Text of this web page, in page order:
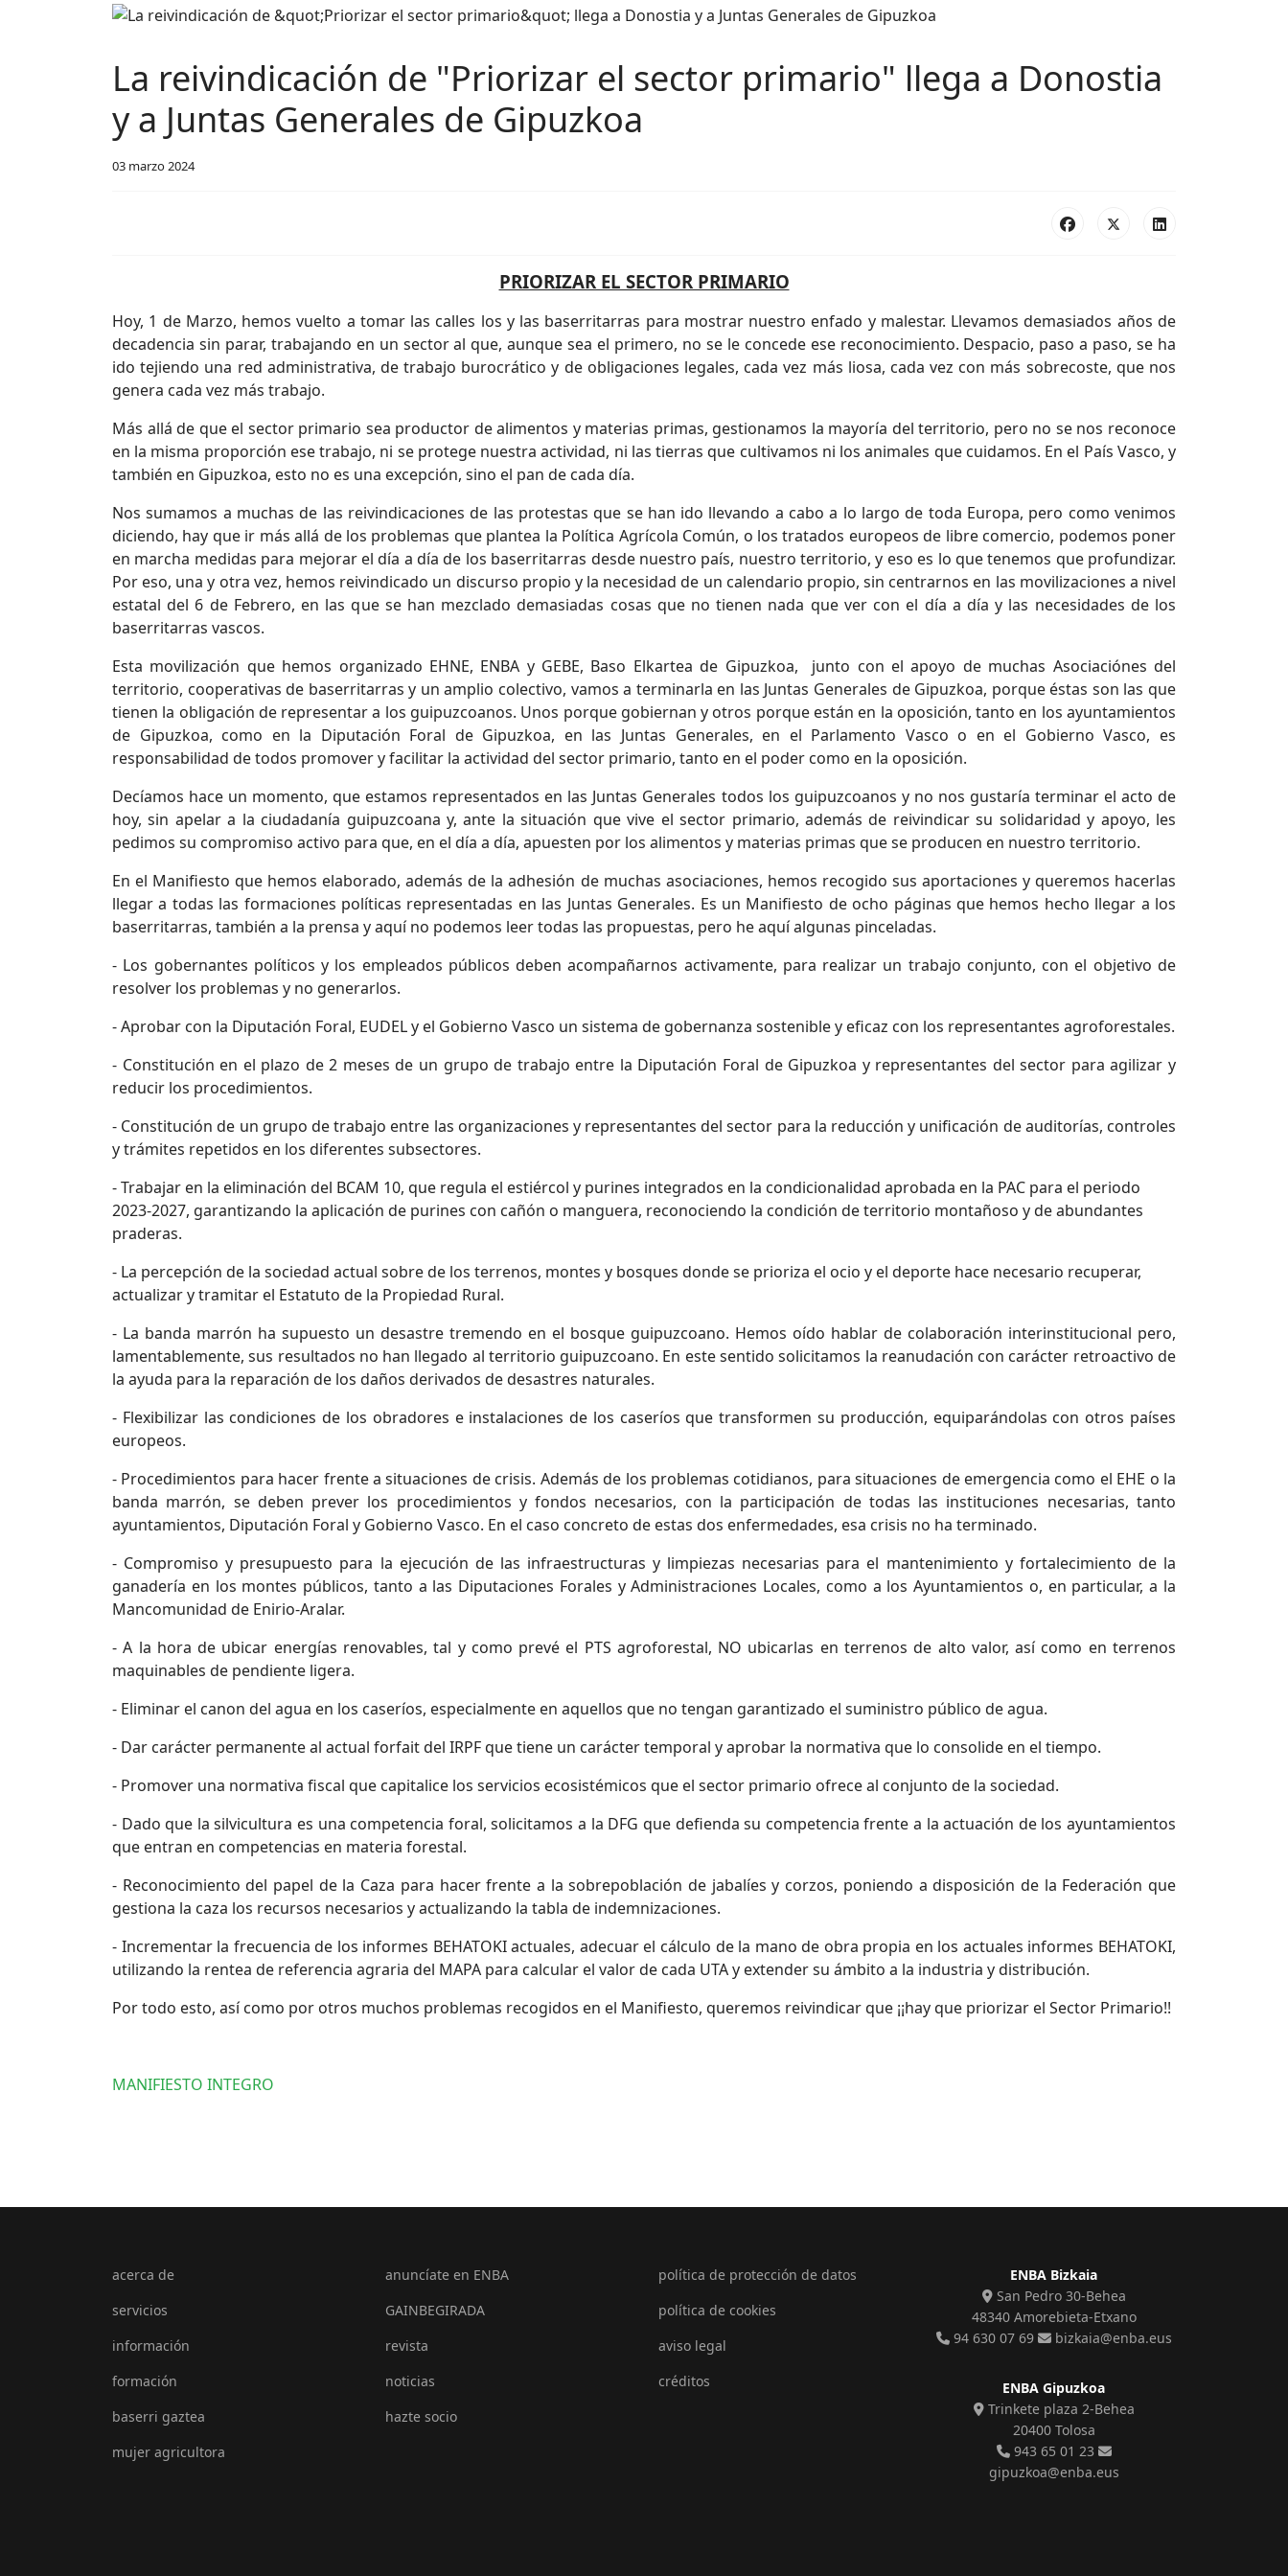
La reivindicación de "Priorizar el sector primario" llega a Donostia
y a Juntas Generales de Gipuzkoa
03 marzo 2024
PRIORIZAR EL SECTOR PRIMARIO
Hoy, 1 de Marzo, hemos vuelto a tomar las calles los y las baserritarras para mostrar nuestro enfado y malestar. Llevamos demasiados años de
decadencia sin parar, trabajando en un sector al que, aunque sea el primero, no se le concede ese reconocimiento. Despacio, paso a paso, se ha
ido tejiendo una red administrativa, de trabajo burocrático y de obligaciones legales, cada vez más liosa, cada vez con más sobrecoste, que nos
genera cada vez más trabajo.
Más allá de que el sector primario sea productor de alimentos y materias primas, gestionamos la mayoría del territorio, pero no se nos reconoce
en la misma proporción ese trabajo, ni se protege nuestra actividad, ni las tierras que cultivamos ni los animales que cuidamos. En el País Vasco, y
también en Gipuzkoa, esto no es una excepción, sino el pan de cada día.
Nos sumamos a muchas de las reivindicaciones de las protestas que se han ido llevando a cabo a lo largo de toda Europa, pero como venimos
diciendo, hay que ir más allá de los problemas que plantea la Política Agrícola Común, o los tratados europeos de libre comercio, podemos poner
en marcha medidas para mejorar el día a día de los baserritarras desde nuestro país, nuestro territorio, y eso es lo que tenemos que profundizar.
Por eso, una y otra vez, hemos reivindicado un discurso propio y la necesidad de un calendario propio, sin centrarnos en las movilizaciones a nivel
estatal del 6 de Febrero, en las que se han mezclado demasiadas cosas que no tienen nada que ver con el día a día y las necesidades de los
baserritarras vascos.
Esta movilización que hemos organizado EHNE, ENBA y GEBE, Baso Elkartea de Gipuzkoa, junto con el apoyo de muchas Asociaciónes del
territorio, cooperativas de baserritarras y un amplio colectivo, vamos a terminarla en las Juntas Generales de Gipuzkoa, porque éstas son las que
tienen la obligación de representar a los guipuzcoanos. Unos porque gobiernan y otros porque están en la oposición, tanto en los ayuntamientos
de Gipuzkoa, como en la Diputación Foral de Gipuzkoa, en las Juntas Generales, en el Parlamento Vasco o en el Gobierno Vasco, es
responsabilidad de todos promover y facilitar la actividad del sector primario, tanto en el poder como en la oposición.
Decíamos hace un momento, que estamos representados en las Juntas Generales todos los guipuzcoanos y no nos gustaría terminar el acto de
hoy, sin apelar a la ciudadanía guipuzcoana y, ante la situación que vive el sector primario, además de reivindicar su solidaridad y apoyo, les
pedimos su compromiso activo para que, en el día a día, apuesten por los alimentos y materias primas que se producen en nuestro territorio.
En el Manifiesto que hemos elaborado, además de la adhesión de muchas asociaciones, hemos recogido sus aportaciones y queremos hacerlas
llegar a todas las formaciones políticas representadas en las Juntas Generales. Es un Manifiesto de ocho páginas que hemos hecho llegar a los
baserritarras, también a la prensa y aquí no podemos leer todas las propuestas, pero he aquí algunas pinceladas.
- Los gobernantes políticos y los empleados públicos deben acompañarnos activamente, para realizar un trabajo conjunto, con el objetivo de
resolver los problemas y no generarlos.
- Aprobar con la Diputación Foral, EUDEL y el Gobierno Vasco un sistema de gobernanza sostenible y eficaz con los representantes agroforestales.
- Constitución en el plazo de 2 meses de un grupo de trabajo entre la Diputación Foral de Gipuzkoa y representantes del sector para agilizar y
reducir los procedimientos.
- Constitución de un grupo de trabajo entre las organizaciones y representantes del sector para la reducción y unificación de auditorías, controles
y trámites repetidos en los diferentes subsectores.
- Trabajar en la eliminación del BCAM 10, que regula el estiércol y purines integrados en la condicionalidad aprobada en la PAC para el periodo
2023-2027, garantizando la aplicación de purines con cañón o manguera, reconociendo la condición de territorio montañoso y de abundantes
praderas.
- La percepción de la sociedad actual sobre de los terrenos, montes y bosques donde se prioriza el ocio y el deporte hace necesario recuperar,
actualizar y tramitar el Estatuto de la Propiedad Rural.
- La banda marrón ha supuesto un desastre tremendo en el bosque guipuzcoano. Hemos oído hablar de colaboración interinstitucional pero,
lamentablemente, sus resultados no han llegado al territorio guipuzcoano. En este sentido solicitamos la reanudación con carácter retroactivo de
la ayuda para la reparación de los daños derivados de desastres naturales.
- Flexibilizar las condiciones de los obradores e instalaciones de los caseríos que transformen su producción, equiparándolas con otros países
europeos.
- Procedimientos para hacer frente a situaciones de crisis. Además de los problemas cotidianos, para situaciones de emergencia como el EHE o la
banda marrón, se deben prever los procedimientos y fondos necesarios, con la participación de todas las instituciones necesarias, tanto
ayuntamientos, Diputación Foral y Gobierno Vasco. En el caso concreto de estas dos enfermedades, esa crisis no ha terminado.
- Compromiso y presupuesto para la ejecución de las infraestructuras y limpiezas necesarias para el mantenimiento y fortalecimiento de la
ganadería en los montes públicos, tanto a las Diputaciones Forales y Administraciones Locales, como a los Ayuntamientos o, en particular, a la
Mancomunidad de Enirio-Aralar.
- A la hora de ubicar energías renovables, tal y como prevé el PTS agroforestal, NO ubicarlas en terrenos de alto valor, así como en terrenos
maquinables de pendiente ligera.
- Eliminar el canon del agua en los caseríos, especialmente en aquellos que no tengan garantizado el suministro público de agua.
- Dar carácter permanente al actual forfait del IRPF que tiene un carácter temporal y aprobar la normativa que lo consolide en el tiempo.
- Promover una normativa fiscal que capitalice los servicios ecosistémicos que el sector primario ofrece al conjunto de la sociedad.
- Dado que la silvicultura es una competencia foral, solicitamos a la DFG que defienda su competencia frente a la actuación de los ayuntamientos
que entran en competencias en materia forestal.
- Reconocimiento del papel de la Caza para hacer frente a la sobrepoblación de jabalíes y corzos, poniendo a disposición de la Federación que
gestiona la caza los recursos necesarios y actualizando la tabla de indemnizaciones.
- Incrementar la frecuencia de los informes BEHATOKI actuales, adecuar el cálculo de la mano de obra propia en los actuales informes BEHATOKI,
utilizando la rentea de referencia agraria del MAPA para calcular el valor de cada UTA y extender su ámbito a la industria y distribución.
Por todo esto, así como por otros muchos problemas recogidos en el Manifiesto, queremos reivindicar que ¡¡hay que priorizar el Sector Primario!!
MANIFIESTO INTEGRO
acerca de
servicios
información
formación
baserri gaztea
mujer agricultora
anuncíate en ENBA
GAINBEGIRADA
revista
noticias
hazte socio
política de protección de datos
política de cookies
aviso legal
créditos
ENBA Bizkaia
San Pedro 30-Behea
48340 Amorebieta-Etxano
94 630 07 69
bizkaia@enba.eus
ENBA Gipuzkoa
Trinkete plaza 2-Behea
20400 Tolosa
943 65 01 23
gipuzkoa@enba.eus